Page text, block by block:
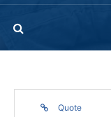
Quote